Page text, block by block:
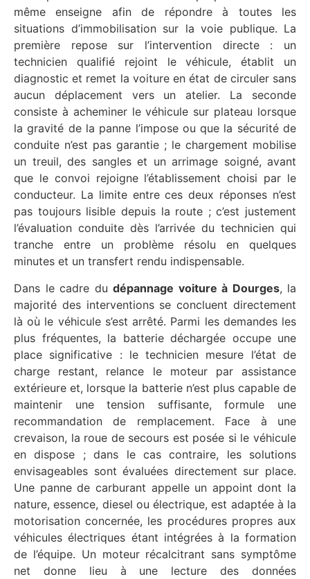
même enseigne afin de répondre à toutes les
situations d’immobilisation sur la voie publique. La
première repose sur l’intervention directe : un
technicien qualifié rejoint le véhicule, établit un
diagnostic et remet la voiture en état de circuler sans
aucun déplacement vers un atelier. La seconde
consiste à acheminer le véhicule sur plateau lorsque
la gravité de la panne l’impose ou que la sécurité de
conduite n’est pas garantie ; le chargement mobilise
un treuil, des sangles et un arrimage soigné, avant
que le convoi rejoigne l’établissement choisi par le
conducteur. La limite entre ces deux réponses n’est
pas toujours lisible depuis la route ; c’est justement
l’évaluation conduite dès l’arrivée du technicien qui
tranche entre un problème résolu en quelques
minutes et un transfert rendu indispensable.
Dans le cadre du dépannage voiture à Dourges, la
majorité des interventions se concluent directement
là où le véhicule s’est arrêté. Parmi les demandes les
plus fréquentes, la batterie déchargée occupe une
place significative : le technicien mesure l’état de
charge restant, relance le moteur par assistance
extérieure et, lorsque la batterie n’est plus capable de
maintenir une tension suffisante, formule une
recommandation de remplacement. Face à une
crevaison, la roue de secours est posée si le véhicule
en dispose ; dans le cas contraire, les solutions
envisageables sont évaluées directement sur place.
Une panne de carburant appelle un appoint dont la
nature, essence, diesel ou électrique, est adaptée à la
motorisation concernée, les procédures propres aux
véhicules électriques étant intégrées à la formation
de l’équipe. Un moteur récalcitrant sans symptôme
net donne lieu à une lecture des données